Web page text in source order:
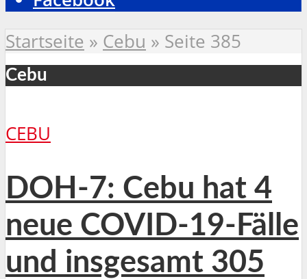
Startseite » Cebu » Seite 385
Cebu
CEBU
DOH-7: Cebu hat 4
neue COVID-19-Fälle
und insgesamt 305